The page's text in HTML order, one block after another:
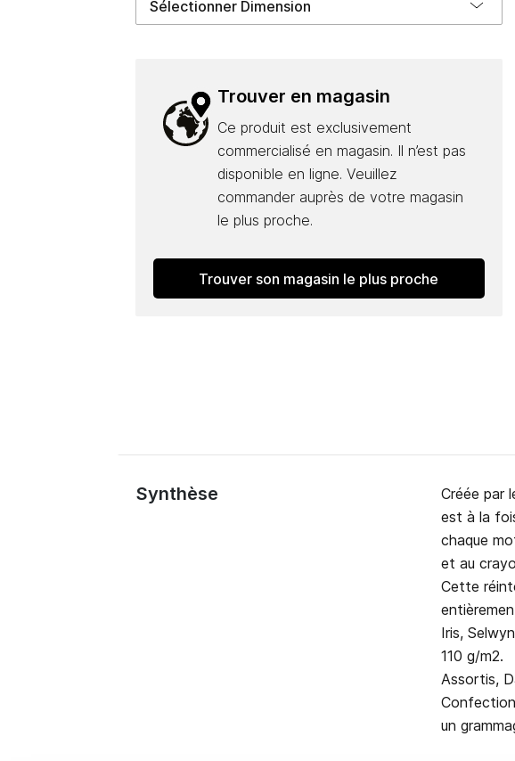
Trouver en magasin
Ce produit est exclusivement
commercialisé en magasin. Il n’est pas
disponible en ligne. Veuillez
commander auprès de votre magasin
le plus proche.
Trouver son magasin le plus proche
Synthèse
Créée par
est à la
chaque
et au
Cette
Iris,
110 g/m2.
Assortis,
un